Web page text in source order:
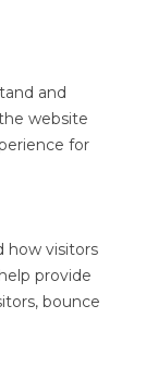
and
website
for
how visitors
provide
bounce